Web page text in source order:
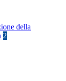
della
2